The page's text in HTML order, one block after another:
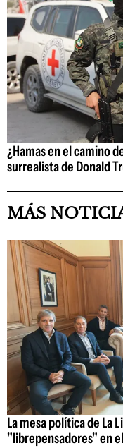
¿Hamas en el camino
surrealista de Donald
MÁS
La mesa política de La
"librepensadores" en